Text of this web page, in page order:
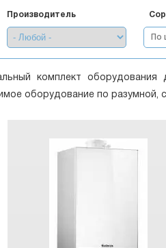
Производитель
По
комплект
оборудование по разумной,